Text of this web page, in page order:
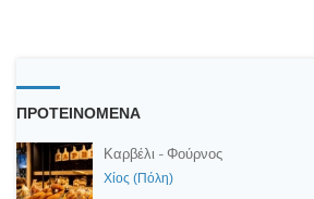
ΠΡΟΤΕΙΝΟΜΕΝΑ
Καρβέλι - Φούρνος
Χίος (Πόλη)